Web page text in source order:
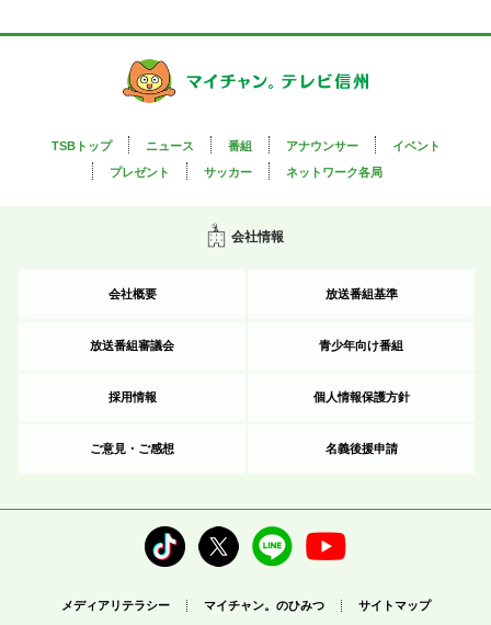
TSBトップ ニュース 番組 アナウンサー
イベント
プレゼント
サッカー ネットワーク各局
会社情報
会社概要 放送番組基準
放送番組審議会 青少年向け番組
採用情報 個人情報保護方針
ご意見・ご感想 名義後援申請
メディアリテラシー マイチャン。のひみつ サイトマップ